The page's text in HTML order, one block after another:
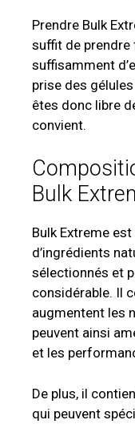
Prendre Bulk
suffit de prendre
suffisamment
prise des gélules
êtes donc libre
convient.
Bulk
Bulk Extreme
d’ingrédients
sélectionnés et
considérable. Il
augmentent les
peuvent ainsi
et les
De plus, il
qui peuvent